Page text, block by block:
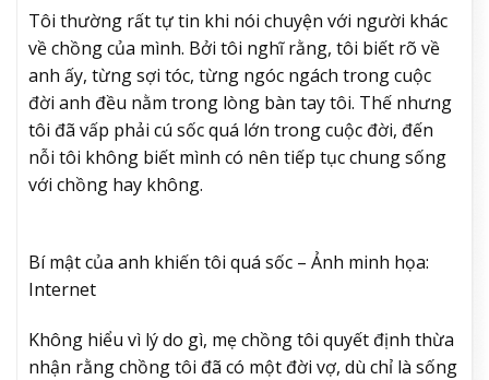
Tôi thường rất tự tin khi nói chuyện với người khác
về chồng của mình. Bởi tôi nghĩ rằng, tôi biết rõ về
anh ấy, từng sợi tóc, từng ngóc ngách trong cuộc
đời anh đều nằm trong lòng bàn tay tôi. Thế nhưng
tôi đã vấp phải cú sốc quá lớn trong cuộc đời, đến
nỗi tôi không biết mình có nên tiếp tục chung sống
với chồng hay không.
Bí mật của anh khiến tôi quá sốc – Ảnh minh họa:
Internet
Không hiểu vì lý do gì, mẹ chồng tôi quyết định thừa
nhận rằng chồng tôi đã có một đời vợ, dù chỉ là sống